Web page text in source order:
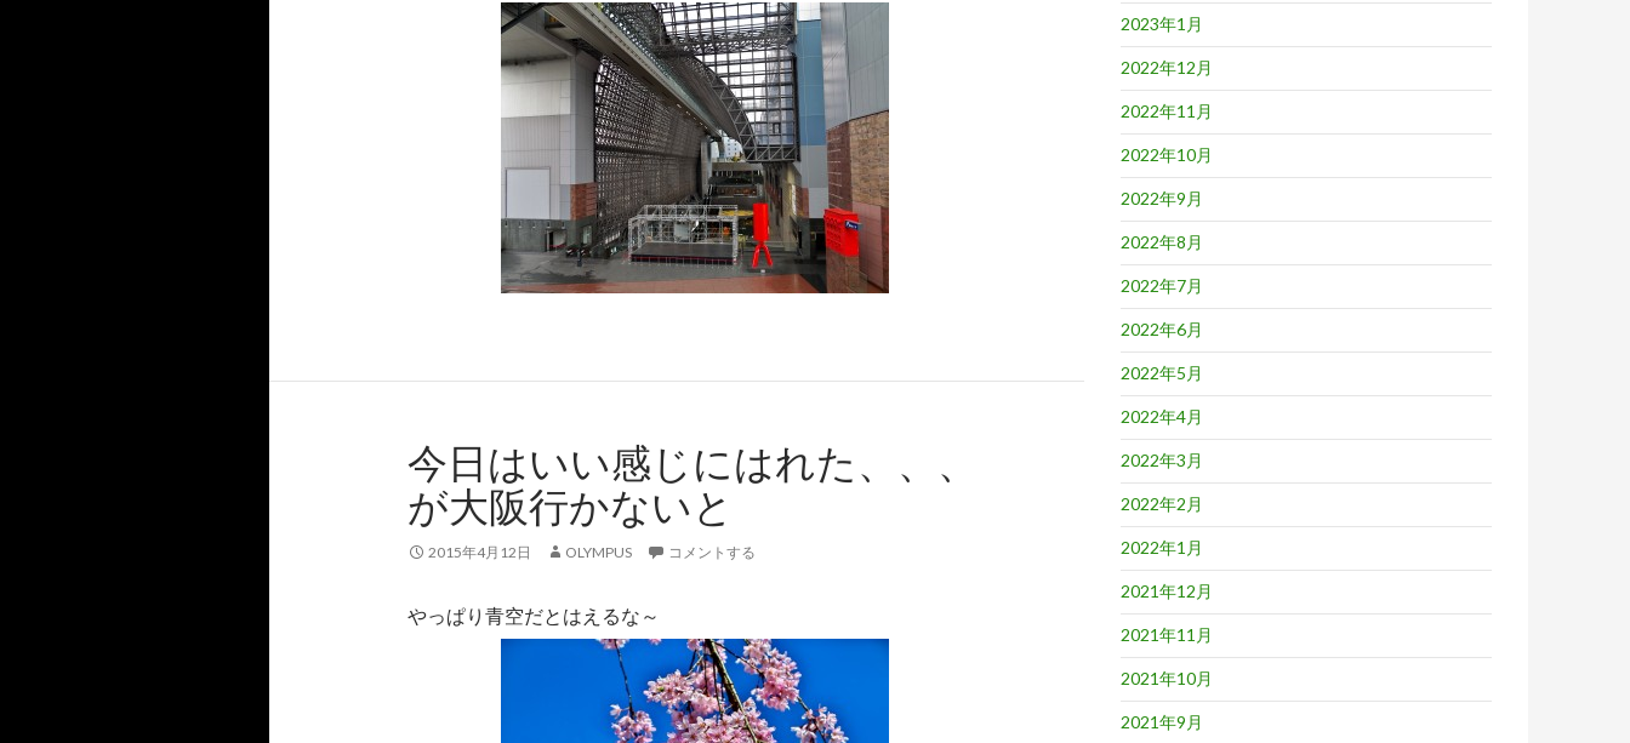
今日はいい感じにはれた、、、
が大阪行かないと
2015年4月12日 OLYMPUS コメントする
やっぱり青空だとはえるな～
2023年1月
2022年12月
2022年11月
2022年10月
2022年9月
2022年8月
2022年7月
2022年6月
2022年5月
2022年4月
2022年3月
2022年2月
2022年1月
2021年12月
2021年11月
2021年10月
2021年9月